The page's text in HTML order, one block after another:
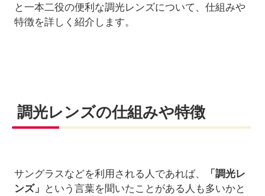
と一本二役の便利な調光レンズについて、仕組みや
特徴を詳しく紹介します。
調光レンズの仕組みや特徴
サングラスなどを利用される人であれば、
「調光レ
ンズ」 という言葉を聞いたことがある人も多いかと